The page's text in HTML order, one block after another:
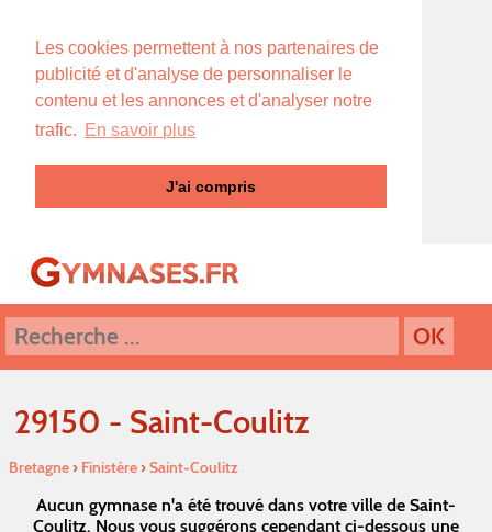
Les cookies permettent à nos partenaires de
publicité et d'analyse de personnaliser le
contenu et les annonces et d'analyser notre
trafic. En savoir plus
J'ai compris
29150 - Saint-Coulitz
Bretagne› Finistére›Saint-Coulitz
Aucun gymnase n'a été trouvé dans votre ville de Saint-
Coulitz. Nous vous suggérons cependant ci-dessous une